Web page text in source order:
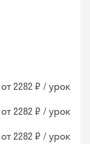
от 2282 ₽ / урок
от 2282 ₽ / урок
от 2282 ₽ / урок